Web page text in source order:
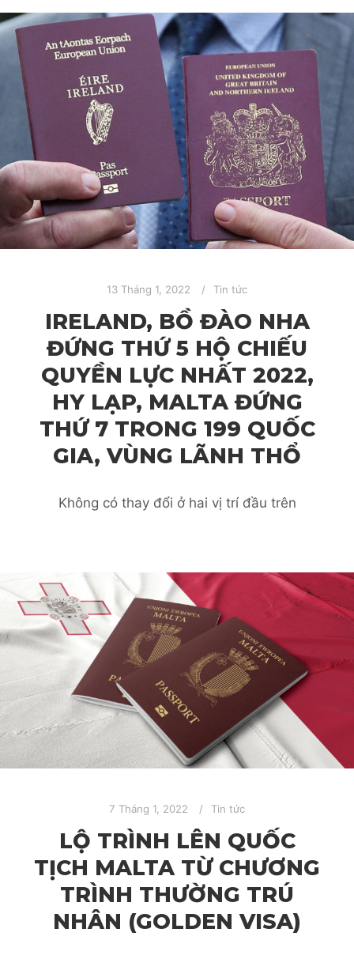
13 Tháng 1, 2022 Tin tức
IRELAND, BỒ ĐÀO NHA
ĐỨNG THỨ 5 HỘ CHIẾU
QUYỀN LỰC NHẤT 2022,
HY LẠP, MALTA ĐỨNG
THỨ 7 TRONG 199 QUỐC
GIA, VÙNG LÃNH THỔ
Không có thay đổi ở hai vị trí đầu trên
7 Tháng 1, 2022 Tin tức
LỘ TRÌNH LÊN QUỐC
TỊCH MALTA TỪ CHƯƠNG
TRÌNH THƯỜNG TRÚ
NHÂN (GOLDEN VISA)